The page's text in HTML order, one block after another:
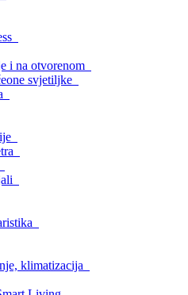
i na otvorenom
svjetiljke
klimatizacija